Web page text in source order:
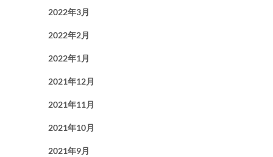
2022年3月
2022年2月
2022年1月
2021年12月
2021年11月
2021年10月
2021年9月